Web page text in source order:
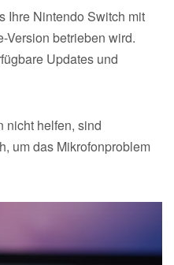
Ihre Nintendo Switch mit
Version betrieben wird.
Updates und
nicht helfen, sind
um das Mikrofonproblem